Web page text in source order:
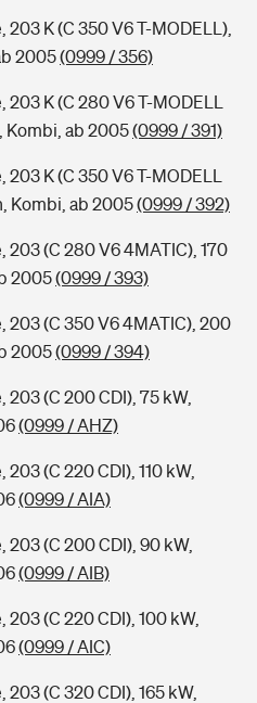
K (C 350 V6 T-MODELL),
2005(0999 / 356)
K (C 280 V6 T-MODELL
Kombi, ab 2005(0999 / 391)
K (C 350 V6 T-MODELL
Kombi, ab 2005(0999 / 392)
203 (C 280 V6 4MATIC), 170
2005(0999 / 393)
203 (C 350 V6 4MATIC), 200
2005(0999 / 394)
(C 200 CDI), 75 kW,
(0999 / AHZ)
(C 220 CDI), 110 kW,
(0999 / AIA)
(C 200 CDI), 90 kW,
(0999 / AIB)
(C 220 CDI), 100 kW,
(0999 / AIC)
(C 320 CDI), 165 kW,